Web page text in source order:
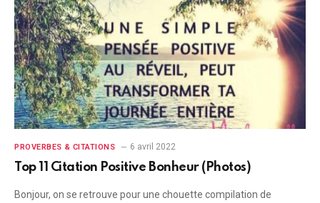
PROVERBES & CITATIONS 6 avril 2022
Top 11 Citation Positive Bonheur (Photos)
Bonjour, on se retrouve pour une chouette compilation de